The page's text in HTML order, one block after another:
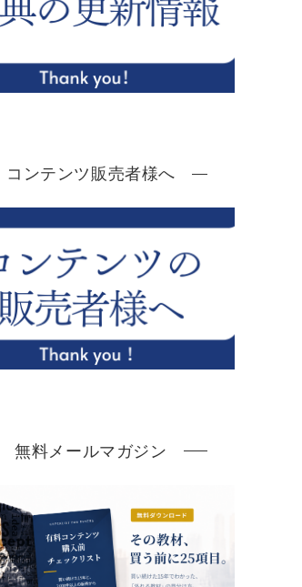
コンテンツ販売者様へ
無料メールマガジン